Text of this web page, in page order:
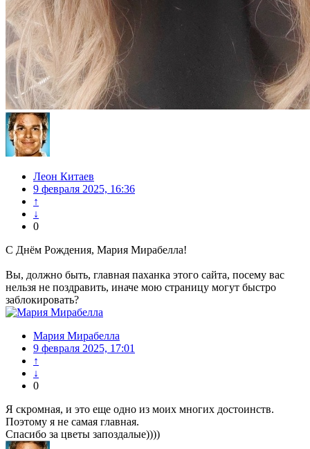
Леон Китаев
9 февраля 2025, 16:36
↑
↓
0
С Днём Рождения, Мария Мирабелла!
Вы, должно быть, главная паханка этого сайта, посему вас
нельзя не поздравить, иначе мою страницу могут быстро
заблокировать?
Мария Мирабелла
9 февраля 2025, 17:01
↑
↓
0
Я скромная, и это еще одно из моих многих достоинств.
Поэтому я не самая главная.
Спасибо за цветы запоздалые))))